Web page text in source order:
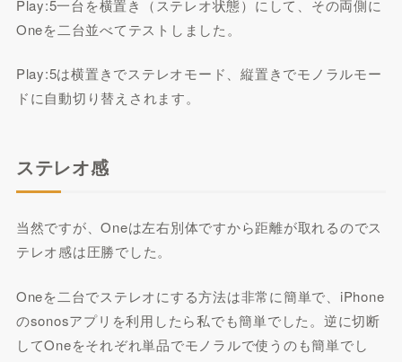
Play:5一台を横置き（ステレオ状態）にして、その両側に
Oneを二台並べてテストしました。
Play:5は横置きでステレオモード、縦置きでモノラルモー
ドに自動切り替えされます。
ステレオ感
当然ですが、Oneは左右別体ですから距離が取れるのでス
テレオ感は圧勝でした。
Oneを二台でステレオにする方法は非常に簡単で、iPhone
のsonosアプリを利用したら私でも簡単でした。逆に切断
してOneをそれぞれ単品でモノラルで使うのも簡単でし